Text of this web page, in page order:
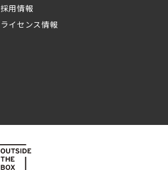
採用情報
ライセンス情報